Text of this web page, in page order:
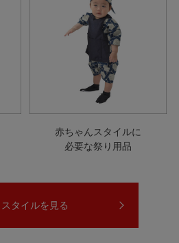
赤ちゃんスタイルに
必要な祭り用品
タイルを見る